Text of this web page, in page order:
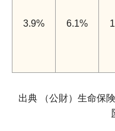
3.9% 6.1%
出典 （公財）生命保